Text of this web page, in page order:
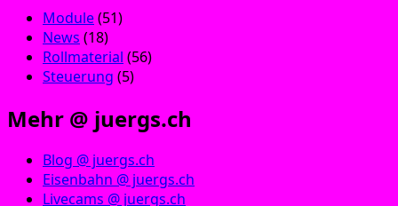
Module(51)
News (18)
Rollmaterial (56)
Steuerung (5)
Mehr @ juergs.ch
Blog @ juergs.ch
Eisenbahn @ juergs.ch
Livecams @ juergs.ch